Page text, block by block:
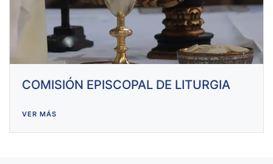
COMISIÓN EPISCOPAL DE LITURGIA
VER MÁS